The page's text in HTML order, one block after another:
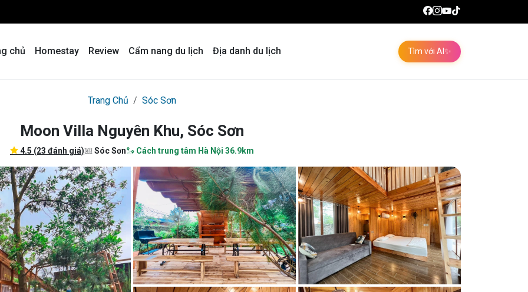
chủ Homestay Review Cẩm nang du lịch Địa danh du lịch Tìm với AI ✨
Trang Chủ Sóc Sơn
Moon Villa Nguyên Khu, Sóc Sơn
4.5 (23 đánh giá) Sóc Sơn Cách trung tâm Hà Nội 36.9km